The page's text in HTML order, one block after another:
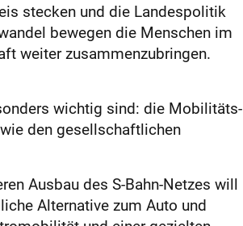
stecken und die Landespolitik
bewegen die Menschen im
weiter zusammenzubringen.
wichtig sind: die Mobilitäts-
den gesellschaftlichen
Ausbau des S-Bahn-Netzes will
Alternative zum Auto und